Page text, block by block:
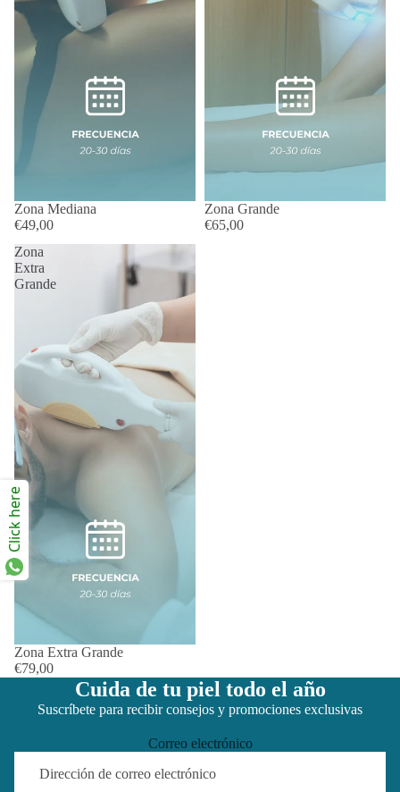
Zona Mediana
€49,00
Zona Grande
€65,00
Zona
Extra
Grande
Zona Extra Grande
€79,00
Cuida de tu piel todo el año
Suscríbete para recibir consejos y promociones exclusivas
Correo electrónico
Click here